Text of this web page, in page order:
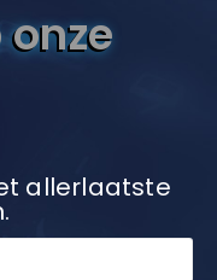
allerlaatste